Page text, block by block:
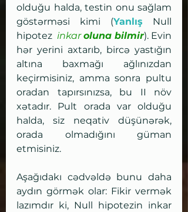
olduğu halda, testin onu sağlam
göstərməsi kimi (Yanlış Null
hipotez inkar oluna bilmir). Evin
hər yerini axtarıb, bircə yastığın
altına baxmağı ağlınızdan
keçirmisiniz, amma sonra pultu
oradan tapırsınızsa, bu II növ
xətadır. Pult orada var olduğu
halda, siz neqativ düşünərək,
orada olmadığını güman
etmisiniz.
Aşağıdakı cədvəldə bunu daha
aydın görmək olar: Fikir vermək
lazımdır ki, Null hipotezin inkar